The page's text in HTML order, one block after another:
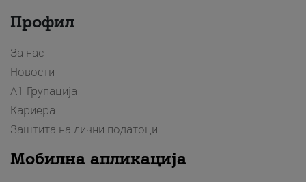
Профил
За нас
Новости
А1 Групација
Кариера
Заштита на лични податоци
Мобилна апликација